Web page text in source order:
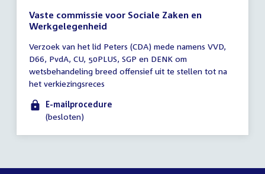
Vaste commissie voor Sociale Zaken en
Werkgelegenheid
vergadering
tot
17:00
uur
Verzoek van het lid Peters (CDA) mede namens VVD,
D66, PvdA, CU, 50PLUS, SGP en DENK om
wetsbehandeling breed offensief uit te stellen tot na
het verkiezingsreces
E-mailprocedure
(besloten)